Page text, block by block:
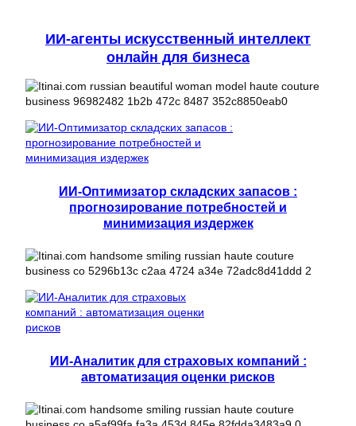
ИИ-агенты искусственный интеллект
онлайн для бизнеса
ИИ-Оптимизатор складских запасов :
прогнозирование потребностей и
минимизация издержек
ИИ-Аналитик для страховых компаний :
автоматизация оценки рисков